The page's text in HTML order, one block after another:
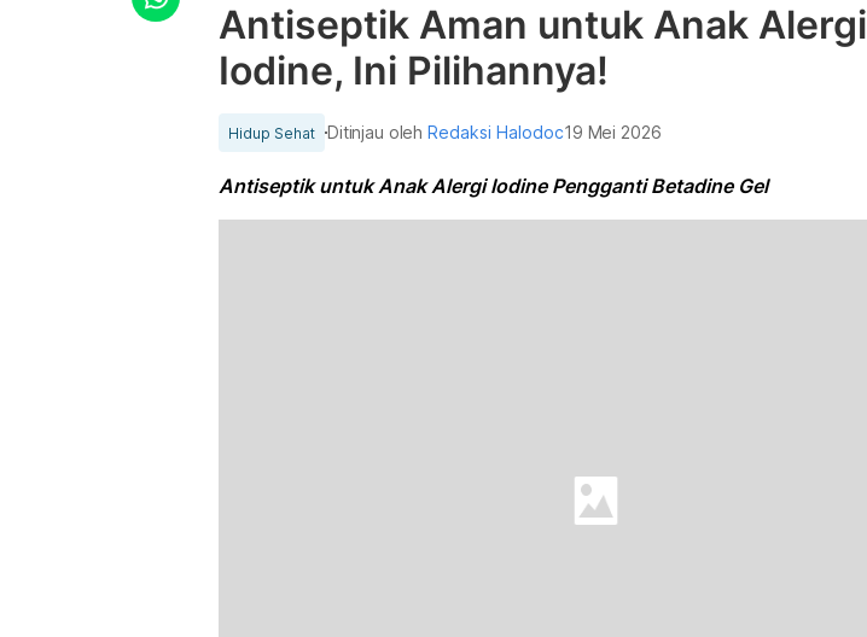
Antiseptik Aman untuk Anak Alergi
Iodine, Ini Pilihannya!
Hidup Sehat Ditinjau olehRedaksi Halodoc19 Mei 2026
Antiseptik untuk Anak Alergi Iodine Pengganti Betadine Gel